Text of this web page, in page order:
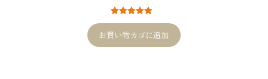
1
件の利用者
評価に基づ
く5段階評価
のうち、
お買い物カゴに追加